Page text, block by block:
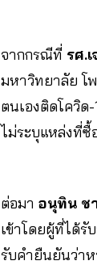
จากกรณีที่ รศ.
มหาวิทยาลัย โ
ตนเองติดโควิด
ไม่ระบุแหล่งที่ซื้
ต่อมา อนุทิน ช
เข้าโดยผู้ที่ได้รั
รับคำยืนยันว่าห